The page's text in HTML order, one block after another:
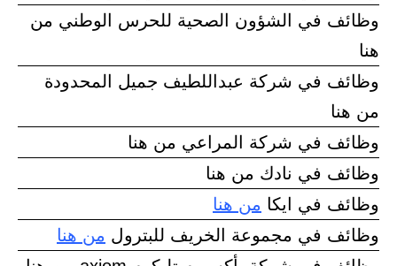
وظائف في الشؤون الصحية للحرس الوطني من
هنا
وظائف في شركة عبداللطيف جميل المحدودة
من هنا
وظائف في شركة المراعي من هنا
وظائف في نادك من هنا
وظائف في ايكا من هنا
وظائف في مجموعة الخريف للبترول من هنا